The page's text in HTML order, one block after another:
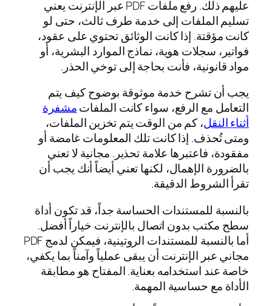
عليهم ذلك. رفع ملفات PDF عبر الإنترنت يعني
تسليم الملفات إلى خدمة طرف ثالث، حتى لو
كانت مؤقتة. إذا كانت الوثائق تحتوي على عقود،
فواتير، سجلات هوية، نماذج الموارد البشرية، أو
مواد قانونية، فأنت بحاجة إلى توخي الحذر.
يجب أن تشرح خدمة موثوقة بوضوح كيف يتم
التعامل مع الرفع، سواء كانت الملفاتمشفرة
أثناء النقل، كم من الوقت يتم تخزين الملفات،
ومتى تُحذف. إذا كانت تلك المعلومات غامضة أو
مفقودة، فاعتبرها علامة تحذير. مجانية لا تعني
بالضرورة الإهمال، لكنها تعني أيضاً أنك يجب أن
تقرأ الشروط الدقيقة.
بالنسبة للمستندات الحساسة جداً، قد تكون أداة
سطح مكتب بدون اتصال بالإنترنت خياراً أفضل.
أما بالنسبة للمستندات الروتينية، فيمكن لدمج PDF
مجاني عبر الإنترنت أن يبقى عملياً وآمناً بما يكفي،
خاصة عند استخدامه بعناية. المفتاح هو مطابقة
الأداة مع حساسية المهمة.